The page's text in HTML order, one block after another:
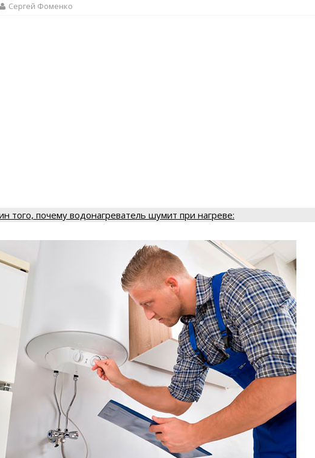
Сергей Фоменко
того, почему водонагреватель шумит при нагреве: